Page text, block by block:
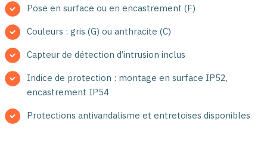
Pose en surface ou en encastrement (F)
Couleurs : gris (G) ou anthracite (C)
Capteur de détection d’intrusion inclus
Indice de protection : montage en surface IP52,
encastrement IP54
Protections antivandalisme et entretoises disponibles